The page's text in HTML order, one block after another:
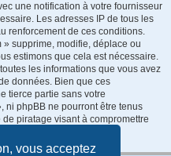
vous acceptez
une notification à votre fournisseur
Les adresses IP de tous les
renforcement de ces conditions.
supprime, modifie, déplace ou
estimons que cela est nécessaire.
les informations que vous avez
données. Bien que ces
tierce partie sans votre
ni phpBB ne pourront être tenus
piratage visant à compromettre